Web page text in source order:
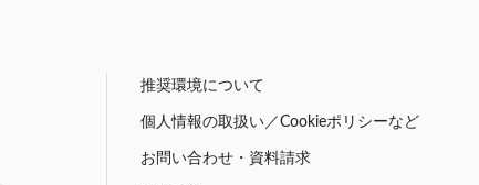
推奨環境について
個人情報の取扱い／Cookieポリシーなど
お問い合わせ・資料請求